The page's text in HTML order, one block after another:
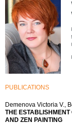
PUBLICATIONS
Demenova Victoria V.,
THE
AND ZEN PAINTING